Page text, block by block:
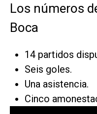
Los números
Boca
14 partidos
Seis goles.
Una asistencia.
Cinco